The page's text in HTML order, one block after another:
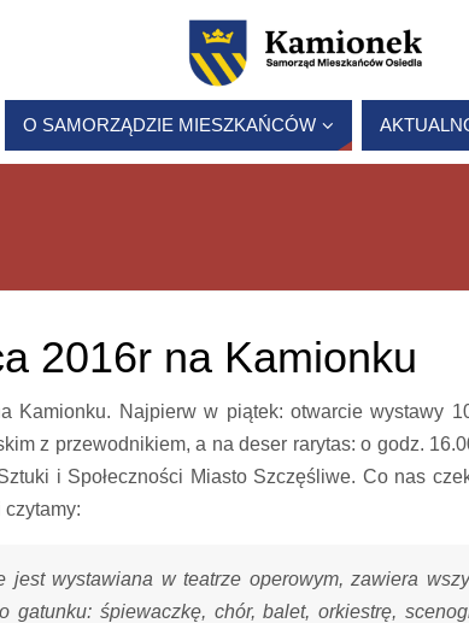
O SAMORZĄDZIE MIESZKAŃCÓW
2016r na Kamionku
Kamionku. Najpierw w piątek: otwarcie wystawy
z przewodnikiem, a na deser rarytas: o godz.
i Społeczności Miasto Szczęśliwe. Co nas
jest wystawiana w teatrze operowym, zawiera
gatunku: śpiewaczkę, chór, balet, orkiestrę,